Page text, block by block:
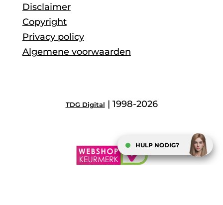
Disclaimer
Copyright
Privacy policy
Algemene voorwaarden
TDG Digital | 1998-2026
HULP NODIG?